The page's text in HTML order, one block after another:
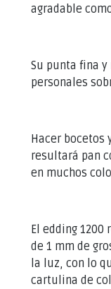
agradable
Su punta fina
personales
Hacer bocetos
resultará pan
en muchos
El edding
de 1 mm de
la luz, con lo
cartulina de